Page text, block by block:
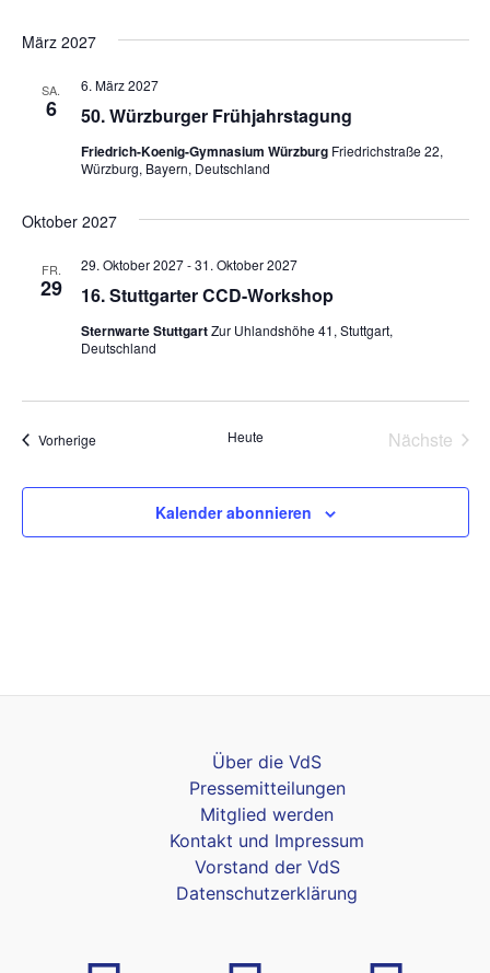
März 2027
SA.
6 50. Würzburger Frühjahrstagung
6. März 2027
Friedrich-Koenig-Gymnasium Würzburg Friedrichstraße 22,
Würzburg, Bayern, Deutschland
Oktober 2027
FR.
29 16. Stuttgarter CCD-Workshop
29. Oktober 2027-31. Oktober 2027
Sternwarte StuttgartZur Uhlandshöhe 41, Stuttgart,
Deutschland
VorherigeVeranstaltungen Heute
Nächste
Kalender abonnieren
Über die VdS
Pressemitteilungen
Mitglied werden
Kontakt und Impressum
Vorstand der VdS
Datenschutzerklärung